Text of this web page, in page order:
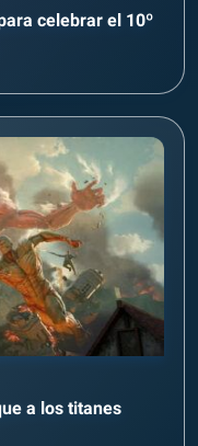
celebrar el 10º
a los titanes